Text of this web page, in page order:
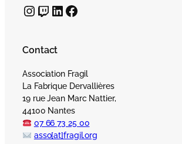
InstagramTwitch LinkedIn Facebook
Contact
Association Fragil
La Fabrique Dervallières
19 rue Jean Marc Nattier,
44100 Nantes
07 66 73 25 00
asso[at]fragil.org